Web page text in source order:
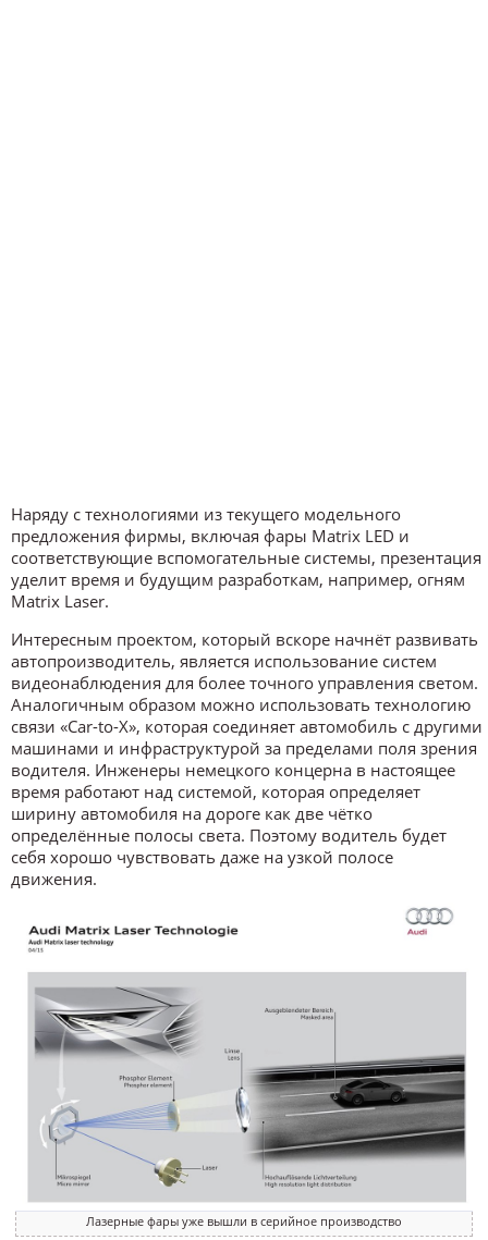
Наряду с технологиями из текущего модельного
предложения фирмы, включая фары Matrix LED и
соответствующие вспомогательные системы, презентация
уделит время и будущим разработкам, например, огням
Matrix Laser.
Интересным проектом, который вскоре начнёт развивать
автопроизводитель, является использование систем
видеонаблюдения для более точного управления светом.
Аналогичным образом можно использовать технологию
связи «Car-to-X», которая соединяет автомобиль с другими
машинами и инфраструктурой за пределами поля зрения
водителя. Инженеры немецкого концерна в настоящее
время работают над системой, которая определяет
ширину автомобиля на дороге как две чётко
определённые полосы света. Поэтому водитель будет
себя хорошо чувствовать даже на узкой полосе
движения.
Лазерные фары уже вышли в серийное производство